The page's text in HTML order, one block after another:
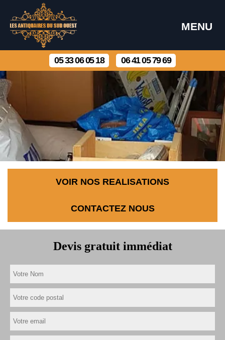
MENU
05 33 06 05 18 06 41 05 79 69
VOIR NOS REALISATIONS
CONTACTEZ NOUS
Devis gratuit immédiat